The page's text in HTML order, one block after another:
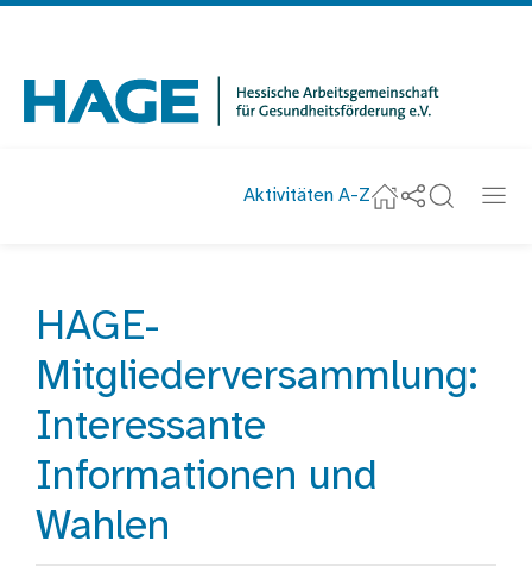
überspringen
Aktivitäten A-Z
Startseite
Social-Media
Suche
StartseiteAktuelles
HAGE-
Mitgliederversammlung:
Interessante
Informationen und
Wahlen